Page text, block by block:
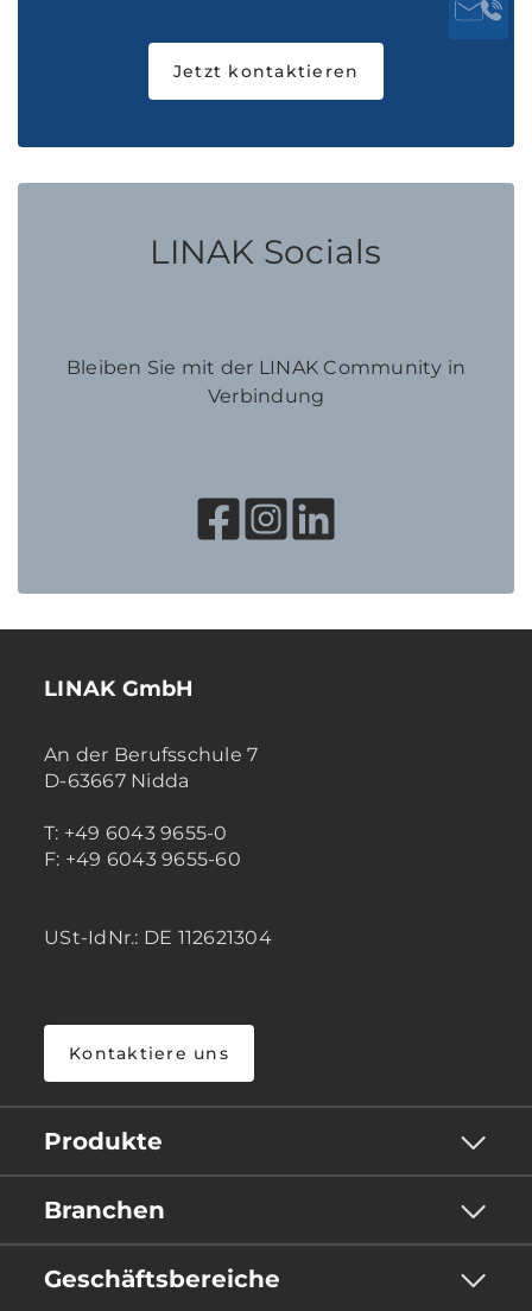
Jetzt kontaktieren
LINAK Socials
Bleiben Sie mit der LINAK Community in
Verbindung
LINAK GmbH
An der Berufsschule 7
D-63667 Nidda
T: +49 6043 9655-0
F: +49 6043 9655-60
USt-IdNr.: DE 112621304
Kontaktiere uns
Produkte
Branchen
Geschäftsbereiche